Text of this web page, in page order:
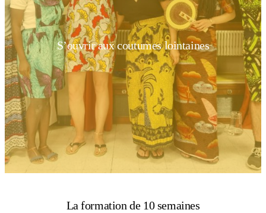
S’ouvrir aux coutumes lointaines
La formation de 10 semaines